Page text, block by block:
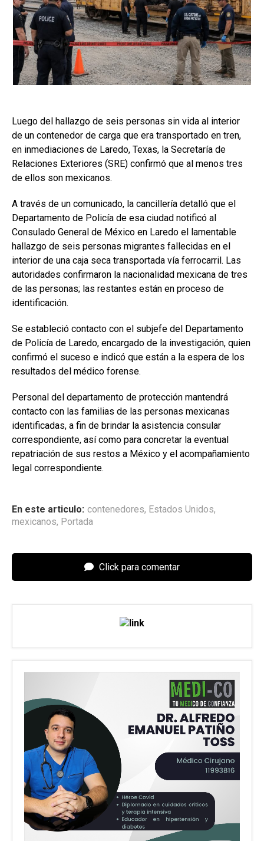
Luego del hallazgo de seis personas sin vida al interior
de un contenedor de carga que era transportado en tren,
en inmediaciones de Laredo, Texas, la Secretaría de
Relaciones Exteriores (SRE) confirmó que al menos tres
de ellos son mexicanos.
A través de un comunicado, la cancillería detalló que el
Departamento de Policía de esa ciudad notificó al
Consulado General de México en Laredo el lamentable
hallazgo de seis personas migrantes fallecidas en el
interior de una caja seca transportada vía ferrocarril. Las
autoridades confirmaron la nacionalidad mexicana de tres
de las personas; las restantes están en proceso de
identificación.
Se estableció contacto con el subjefe del Departamento
de Policía de Laredo, encargado de la investigación, quien
confirmó el suceso e indicó que están a la espera de los
resultados del médico forense.
Personal del departamento de protección mantendrá
contacto con las familias de las personas mexicanas
identificadas, a fin de brindar la asistencia consular
correspondiente, así como para concretar la eventual
repatriación de sus restos a México y el acompañamiento
legal correspondiente.
En este articulo: contenedores, Estados Unidos,
mexicanos, Portada
Click para comentar